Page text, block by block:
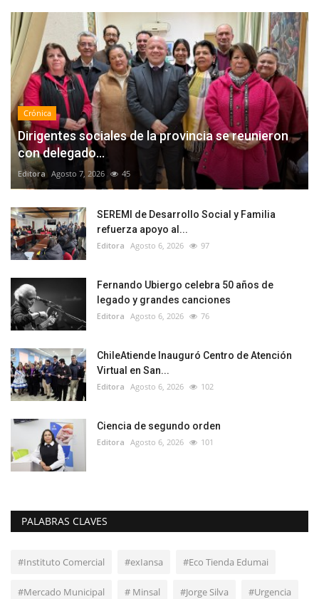
Crónica
Dirigentes sociales de la provincia se reunieron
con delegado...
Editora Agosto 7, 2026 45
SEREMI de Desarrollo Social y Familia
refuerza apoyo al...
Editora Agosto 6, 2026 97
Fernando Ubiergo celebra 50 años de
legado y grandes canciones
Editora Agosto 6, 2026 76
ChileAtiende Inauguró Centro de Atención
Virtual en San...
Editora Agosto 6, 2026 102
Ciencia de segundo orden
Editora Agosto 6, 2026 101
PALABRAS CLAVES
#Instituto Comercial #exIansa #Eco Tienda Edumai
#Mercado Municipal # Minsal #Jorge Silva #Urgencia